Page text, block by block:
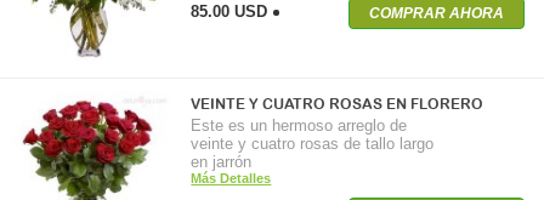
85.00 USD COMPRAR AHORA
VEINTE Y CUATRO ROSAS EN FLORERO
Este es un hermoso arreglo de
veinte y cuatro rosas de tallo largo
en jarrón
Más Detalles